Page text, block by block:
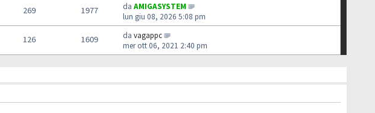
269 1977 da AMIGASYSTEM
lun giu 08, 2026 5:08 pm
126 1609 da vagappc
mer ott 06, 2021 2:40 pm